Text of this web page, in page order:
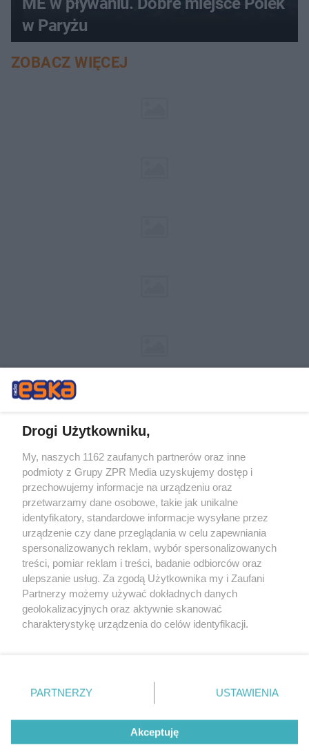
w Paryżu
ZOBACZ WIĘCEJ
Żaden utwór zamieszczony w serwisie nie może być powielany i
rozpowszechniany lub dalej rozpowszechniany w jakikolwiek sposób (w
tym także elektroniczny lub mechaniczny) na jakimkolwiek polu
eksploatacji w jakiejkolwiek formie, włącznie z umieszczaniem w
Internecie bez pisemnej zgody właściciela praw. Jakiekolwiek użycie lub
wykorzystanie utworów w całości lub w części z naruszeniem prawa,
tzn. bez właściwej zgody, jest zabronione pod groźbą kary i może być
ścigane prawnie.
© 2026 Grupa ZPR Media
Drogi Użytkowniku,
My, naszych 1162 zaufanych partnerów oraz inne
podmioty z Grupy ZPR Media uzyskujemy dostęp i
przechowujemy informacje na urządzeniu oraz
przetwarzamy dane osobowe, takie jak unikalne
identyfikatory, standardowe informacje wysyłane przez
urządzenie czy dane przeglądania w celu zapewniania
spersonalizowanych reklam, wybór spersonalizowanych
treści, pomiar reklam i treści, badanie odbiorców oraz
ulepszanie usług. Za zgodą Użytkownika my i Zaufani
Partnerzy możemy używać dokładnych danych
geolokalizacyjnych oraz aktywnie skanować
charakterystykę urządzenia do celów identyfikacji.
zmienić/wycofać klikając przycisk ustawień prywatności
znajdujący się w lewym dolnym rogu strony
rodzaje przetwarzania danych nie wymagają zgody
użytkownika, ale masz prawo sprzeciwić się takiemu
przetwarzaniu. Preferencje będą miały zastosowanie tylko
PARTNERZY USTAWIENIA
Akceptuję